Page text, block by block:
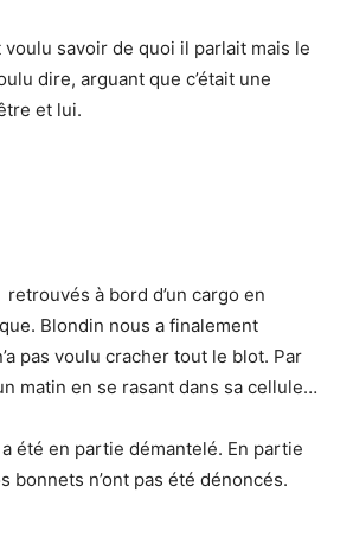
savoir de quoi il parlait mais le
dire, arguant que c’était une
et lui.
à bord d’un cargo en
Blondin nous a finalement
pas voulu cracher tout le blot. Par
matin en se rasant dans sa cellule…
été en partie démantelé. En partie
bonnets n’ont pas été dénoncés.